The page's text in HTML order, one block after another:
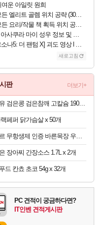
여운 아일릿 원희
엘리트 골렘 위치 공략 (30개) - 방랑 결투가
요리/작물 책 획득 위치 공략 (36개) - 미식가 도전과제
아사쿠라 마이 성우 정보 및 주요 필모
5: 더 팬텀 X] 괴도 영상 l 타카마키 안·댄싱 스타
새로고침
판 더보기+
완전두유 검은콩 검은참깨 고칼슘 190ml x 60개
페퍼 닭가슴살 x 50개
파스퇴르 무항생제 인증 바른목장 우유 125ml x 24개
장아찌 간장소스 1.7L x 2개
드 칸쵸 초코 54g x 32개
PC 견적이 궁금하다면?
IT인벤 견적게시판